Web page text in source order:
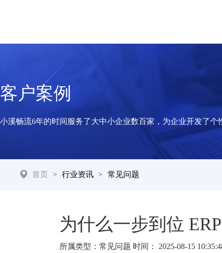
客户案例
小溪畅流6年的时间服务了大中小企业数百家，为企业开发了
首页 > 行业资讯 > 常见问题
为什么一步到位
所属类型：常见问题 时间： 2025-08-15